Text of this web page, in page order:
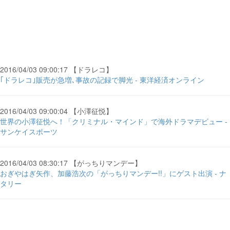
2016/04/03 09:00:17 【ドラレコ】
｢ドラレコ｣販売が急増､事故の記録で脚光 - 東洋経済オンライン
2016/04/03 09:00:04 【小澤征悦】
世界の小澤征悦へ！「クリミナル・マインド」で海外ドラマデビュー -
サンケイスポーツ
2016/04/03 08:30:17 【がっちりマンデー】
おぎやはぎ矢作、加藤浩次の「がっちりマンデー!!」にゲスト出演 - ナ
タリー